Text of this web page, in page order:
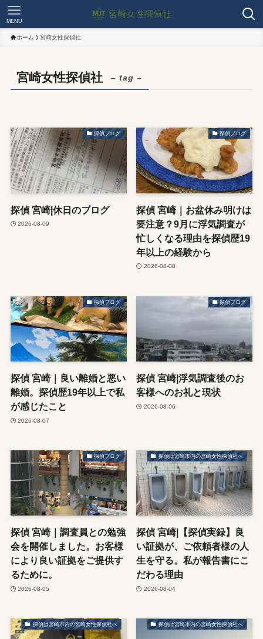
MENU
ホーム 宮崎女性探偵社
宮崎女性探偵社 – tag –
探偵ブログ
探偵 宮崎|休日のブログ
2026-08-09
探偵ブログ
探偵 宮崎｜お盆休み明けは
要注意？9月に浮気調査が
忙しくなる理由を探偵歴19
年以上の経験から
2026-08-08
探偵ブログ
探偵 宮崎｜良い離婚と悪い
離婚。探偵歴19年以上で私
が感じたこと
2026-08-07
探偵ブログ
探偵 宮崎|浮気調査後のお
客様へのお礼と現状
2026-08-06
探偵ブログ
探偵 宮崎｜調査員との勉強
会を開催しました。お客様
により良い証拠をご提供す
るために。
2026-08-05
探偵は宮崎市内の宮崎女性探偵社へ
探偵 宮崎|【探偵実録】良
い証拠が、ご依頼者様の人
生を守る。私が報告書にこ
だわる理由
2026-08-04
探偵は宮崎市内の宮崎女性探偵社へ 探偵は宮崎市内の宮崎女性探偵社へ